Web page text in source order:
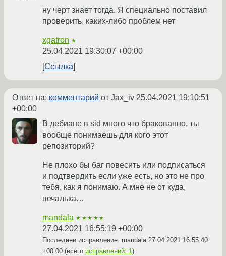
ну черт знает тогда. Я специально поставил
проверить, каких-либо проблем нет
xgatron ★
25.04.2021 19:30:07 +00:00
Ссылка
Ответ на: комментарий от Jax_iv 25.04.2021 19:10:51
+00:00
В дебиане в sid много что бракованно, ты
вообще понимаешь для кого этот
репозиторий?
Не плохо бы баг повесить или подписаться
и подтвердить если уже есть, но это не про
тебя, как я понимаю. А мне не от куда,
печалька…
mandala ★★★★★
27.04.2021 16:55:19 +00:00
Последнее исправление: mandala 27.04.2021 16:55:40
+00:00 (всего исправлений: 1)